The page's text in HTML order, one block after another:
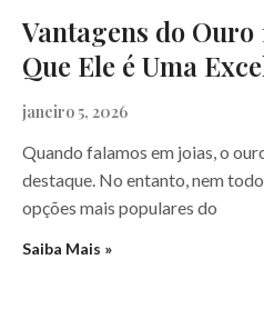
Vantagens do
Que Ele é Uma
janeiro 5, 2026
Quando falamos em joias, o
destaque. No entanto, nem
opções mais populares do
Saiba Mais »